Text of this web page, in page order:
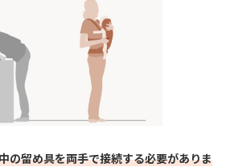
の留め具を両手で接続する必要がありま